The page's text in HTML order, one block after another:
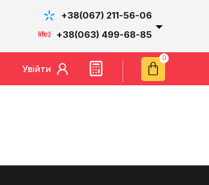
+38(067) 211-56-06
+38(063) 499-68-85
Увійти